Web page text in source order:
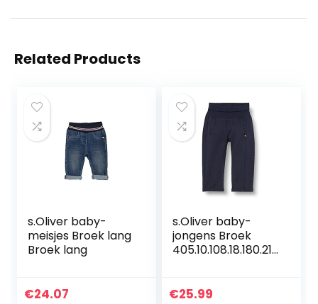
Related Products
s.Oliver baby-
meisjes Broek lang
Broek lang
€24.07
s.Oliver baby-
jongens Broek
405.10.108.18.180.210
€25.99